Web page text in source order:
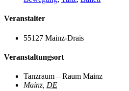
Veranstalter
55127 Mainz-Drais
Veranstaltungsort
Tanzraum – Raum Mainz
Mainz DE